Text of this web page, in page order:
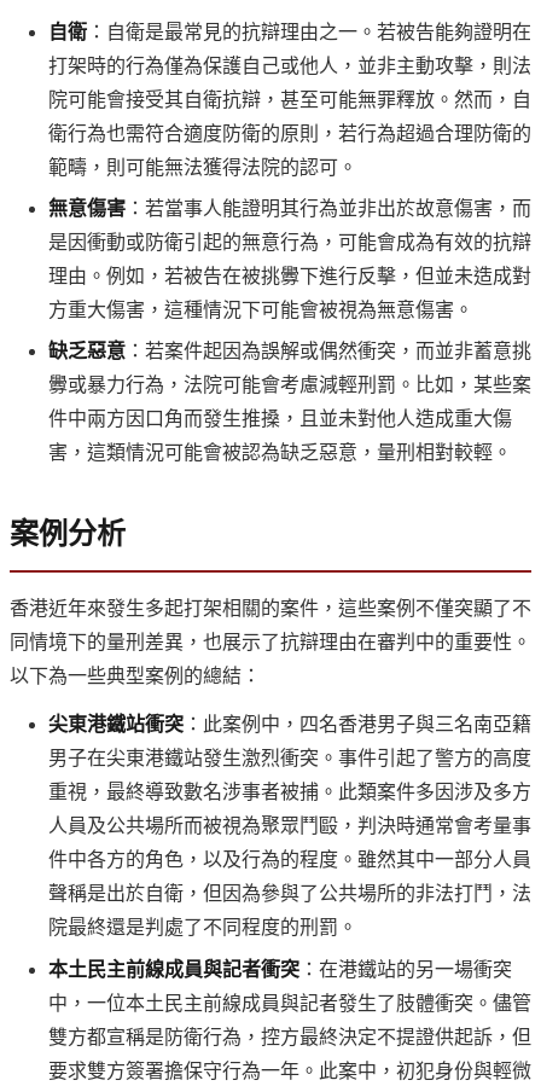
自衛 ：自衛是最常見的抗辯理由之一。若被告能夠證明在
打架時的行為僅為保護自己或他人，並非主動攻擊，則法
院可能會接受其自衛抗辯，甚至可能無罪釋放。然而，自
衛行為也需符合適度防衛的原則，若行為超過合理防衛的
範疇，則可能無法獲得法院的認可。
無意傷害 ：若當事人能證明其行為並非出於故意傷害，而
是因衝動或防衛引起的無意行為，可能會成為有效的抗辯
理由。例如，若被告在被挑釁下進行反擊，但並未造成對
方重大傷害，這種情況下可能會被視為無意傷害。
缺乏惡意 ：若案件起因為誤解或偶然衝突，而並非蓄意挑
釁或暴力行為，法院可能會考慮減輕刑罰。比如，某些案
件中兩方因口角而發生推搡，且並未對他人造成重大傷
害，這類情況可能會被認為缺乏惡意，量刑相對較輕。
案例分析
香港近年來發生多起打架相關的案件，這些案例不僅突顯了不
同情境下的量刑差異，也展示了抗辯理由在審判中的重要性。
以下為一些典型案例的總結：
尖東港鐵站衝突 ：此案例中，四名香港男子與三名南亞籍
男子在尖東港鐵站發生激烈衝突。事件引起了警方的高度
重視，最終導致數名涉事者被捕。此類案件多因涉及多方
人員及公共場所而被視為聚眾鬥毆，判決時通常會考量事
件中各方的角色，以及行為的程度。雖然其中一部分人員
聲稱是出於自衛，但因為參與了公共場所的非法打鬥，法
院最終還是判處了不同程度的刑罰。
本土民主前線成員與記者衝突 ：在港鐵站的另一場衝突
中，一位本土民主前線成員與記者發生了肢體衝突。儘管
雙方都宣稱是防衛行為，控方最終決定不提證供起訴，但
要求雙方簽署擔保守行為一年。此案中，初犯身份與輕微